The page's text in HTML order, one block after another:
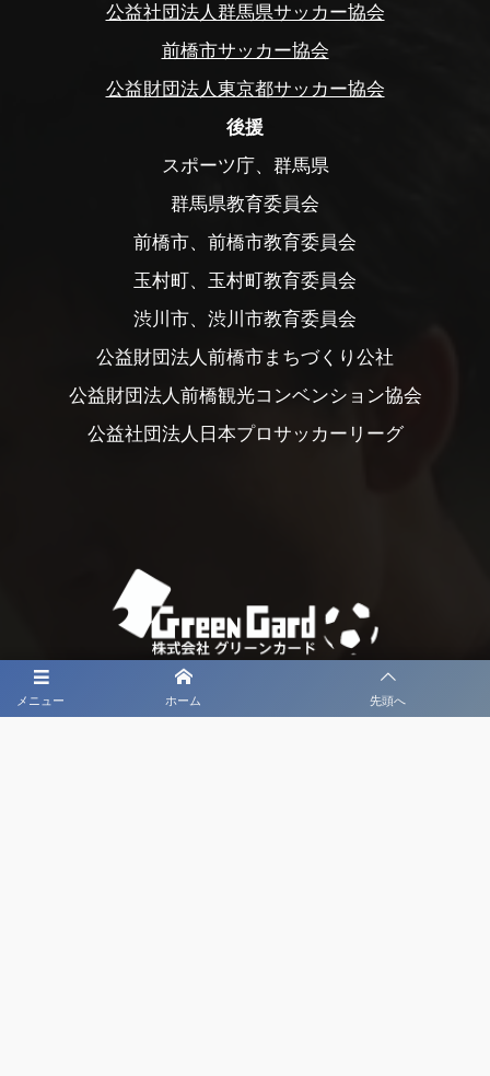
メニュー ホーム 先頭へ
公益社団法人群馬県サッカー協会
前橋市サッカー協会
公益財団法人東京都サッカー協会
後援
スポーツ庁、群馬県
群馬県教育委員会
前橋市、前橋市教育委員会
玉村町、玉村町教育委員会
渋川市、渋川市教育委員会
公益財団法人前橋市まちづくり公社
公益財団法人前橋観光コンベンション協会
公益社団法人日本プロサッカーリーグ